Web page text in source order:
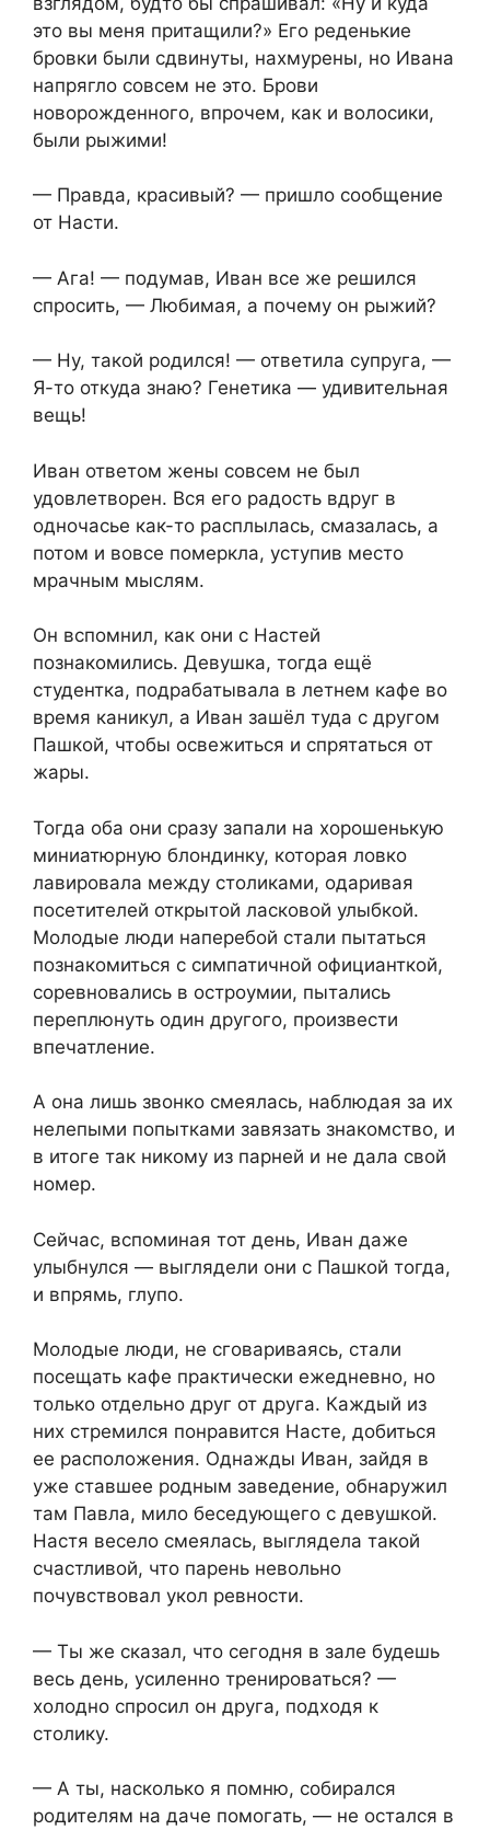
это вы меня притащили?» Его реденькие
бровки были сдвинуты, нахмурены, но Ивана
напрягло совсем не это. Брови
новорожденного, впрочем, как и волосики,
были рыжими!
— Правда, красивый? — пришло сообщение
от Насти.
— Ага! — подумав, Иван все же решился
спросить, — Любимая, а почему он рыжий?
— Ну, такой родился! — ответила супруга, —
Я-то откуда знаю? Генетика — удивительная
вещь!
Иван ответом жены совсем не был
удовлетворен. Вся его радость вдруг в
одночасье как-то расплылась, смазалась, а
потом и вовсе померкла, уступив место
мрачным мыслям.
Он вспомнил, как они с Настей
познакомились. Девушка, тогда ещё
студентка, подрабатывала в летнем кафе во
время каникул, а Иван зашёл туда с другом
Пашкой, чтобы освежиться и спрятаться от
жары.
Тогда оба они сразу запали на хорошенькую
миниатюрную блондинку, которая ловко
лавировала между столиками, одаривая
посетителей открытой ласковой улыбкой.
Молодые люди наперебой стали пытаться
познакомиться с симпатичной официанткой,
соревновались в остроумии, пытались
переплюнуть один другого, произвести
впечатление.
А она лишь звонко смеялась, наблюдая за их
нелепыми попытками завязать знакомство, и
в итоге так никому из парней и не дала свой
номер.
Сейчас, вспоминая тот день, Иван даже
улыбнулся — выглядели они с Пашкой тогда,
и впрямь, глупо.
Молодые люди, не сговариваясь, стали
посещать кафе практически ежедневно, но
только отдельно друг от друга. Каждый из
них стремился понравится Насте, добиться
ее расположения. Однажды Иван, зайдя в
уже ставшее родным заведение, обнаружил
там Павла, мило беседующего с девушкой.
Настя весело смеялась, выглядела такой
счастливой, что парень невольно
почувствовал укол ревности.
— Ты же сказал, что сегодня в зале будешь
весь день, усиленно тренироваться? —
холодно спросил он друга, подходя к
столику.
— А ты, насколько я помню, собирался
родителям на даче помогать, — не остался в